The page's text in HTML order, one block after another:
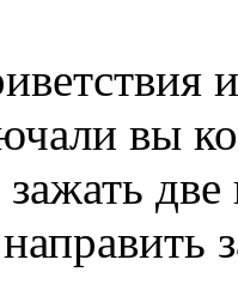
вы
зажать